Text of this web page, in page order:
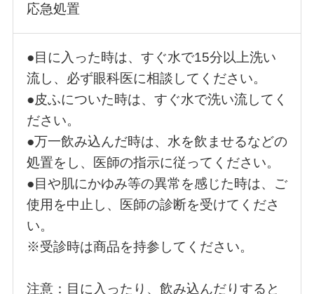
応急処置
●目に入った時は、すぐ水で15分以上洗い
流し、必ず眼科医に相談してください。
●皮ふについた時は、すぐ水で洗い流してく
ださい。
●万一飲み込んだ時は、水を飲ませるなどの
処置をし、医師の指示に従ってください。
●目や肌にかゆみ等の異常を感じた時は、ご
使用を中止し、医師の診断を受けてくださ
い。
※受診時は商品を持参してください。
注意：目に入ったり、飲み込んだりすると